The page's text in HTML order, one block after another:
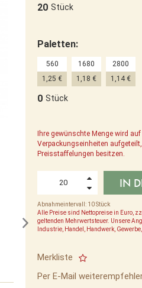
20 Stück
Paletten:
560
1,25 €
1680
1,18 €
2800
1,14 €
0 Stück
Ihre gewünschte Menge wird
Verpackungseinheiten
Preisstaffelungen besitzen.
Abnahmeintervall: 10 Stück
Alle Preise sind Nettopreise in Euro,
geltenden Mehrwertsteuer. Unsere
Industrie, Handel, Handwerk,
IN
Merkliste
Per E-Mail